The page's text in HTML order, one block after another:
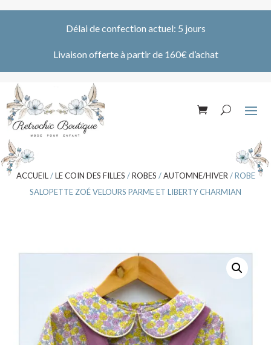
Délai de confection actuel: 5 jours
Livaison offerte à partir de 160€ d’achat
ACCUEIL /LE COIN DES FILLES /ROBES /AUTOMNE/HIVER / ROBE
SALOPETTE ZOÉ VELOURS PARME ET LIBERTY CHARMIAN